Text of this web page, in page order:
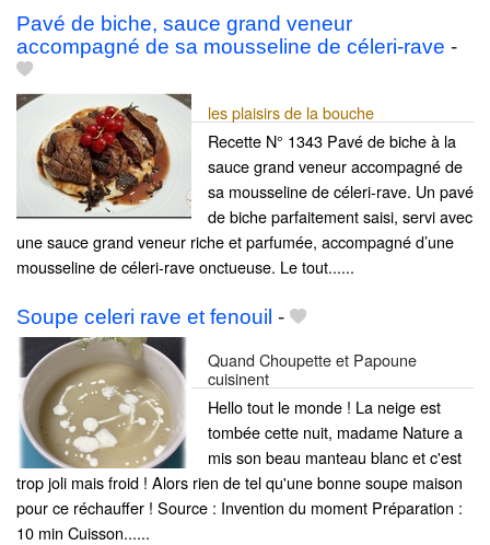
Pavé de biche, sauce grand veneur
accompagné de sa mousseline de céleri-rave -
les plaisirs de la bouche
Recette N° 1343 Pavé de biche à la
sauce grand veneur accompagné de
sa mousseline de céleri-rave. Un pavé
de biche parfaitement saisi, servi avec
une sauce grand veneur riche et parfumée, accompagné d’une
mousseline de céleri-rave onctueuse. Le tout......
Soupe celeri rave et fenouil -
Quand Choupette et Papoune
cuisinent
Hello tout le monde ! La neige est
tombée cette nuit, madame Nature a
mis son beau manteau blanc et c'est
trop joli mais froid ! Alors rien de tel qu'une bonne soupe maison
pour ce réchauffer ! Source : Invention du moment Préparation :
10 min Cuisson......